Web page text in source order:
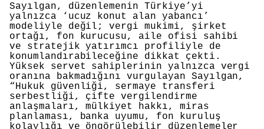
Sayılgan, düzenlemenin Türkiye’yi
yalnızca ‘ucuz konut alan yabancı’
modeliyle değil; vergi mukimi, şirket
ortağı, fon kurucusu, aile ofisi sahibi
ve stratejik yatırımcı profiliyle de
konumlandırabileceğine dikkat çekti.
Yüksek servet sahiplerinin yalnızca vergi
oranına bakmadığını vurgulayan Sayılgan,
“Hukuk güvenliği, sermaye transferi
serbestliği, çifte vergilendirme
anlaşmaları, mülkiyet hakkı, miras
planlaması, banka uyumu, fon kuruluş
kolaylığı ve öngörülebilir düzenlemeler